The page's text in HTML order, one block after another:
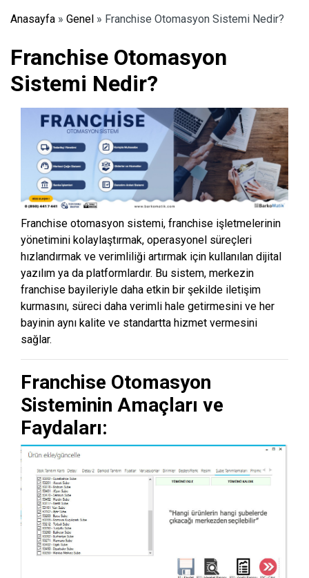
Anasayfa » Genel » Franchise Otomasyon Sistemi Nedir?
Franchise Otomasyon
Sistemi Nedir?
Franchise otomasyon sistemi, franchise işletmelerinin
yönetimini kolaylaştırmak, operasyonel süreçleri
hızlandırmak ve verimliliği artırmak için kullanılan dijital
yazılım ya da platformlardır. Bu sistem, merkezin
franchise bayileriyle daha etkin bir şekilde iletişim
kurmasını, süreci daha verimli hale getirmesini ve her
bayinin aynı kalite ve standartta hizmet vermesini
sağlar.
Franchise Otomasyon
Sisteminin Amaçları ve
Faydaları: